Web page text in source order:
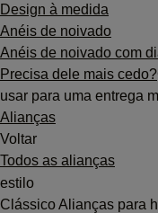
Design à medida
Anéis de noivado
Anéis de noivado com
Precisa dele mais cedo?
usar para uma entrega
Alianças
Voltar
Todos as alianças
estilo
ClássicoAlianças para